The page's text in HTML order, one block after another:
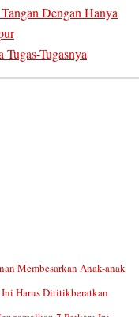
Dengan Hanya
Tugas-Tugasnya
Membesarkan Anak-anak
Ini Harus Dititikberatkan